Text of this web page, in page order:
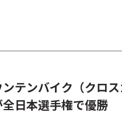
テンバイク（クロ
日本選手権で優勝